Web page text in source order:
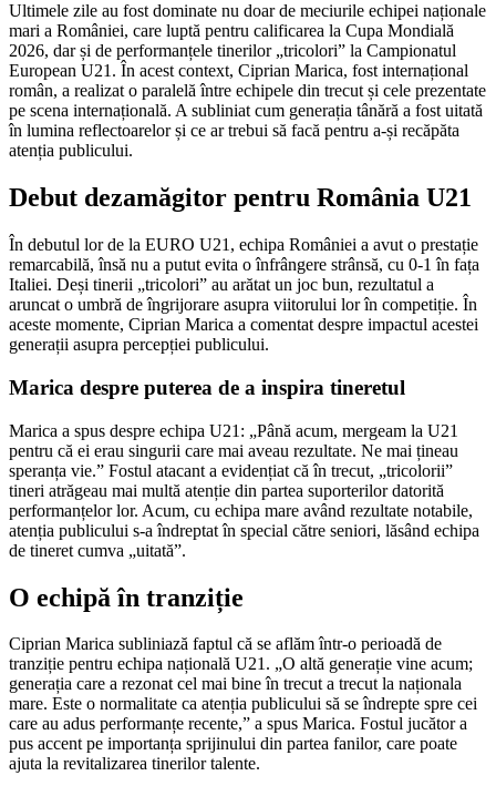
Ultimele zile au fost dominate nu doar de meciurile echipei naționale
mari a României, care luptă pentru calificarea la Cupa Mondială
2026, dar și de performanțele tinerilor „tricolori” la Campionatul
European U21. În acest context, Ciprian Marica, fost internațional
român, a realizat o paralelă între echipele din trecut și cele prezentate
pe scena internațională. A subliniat cum generația tânără a fost uitată
în lumina reflectoarelor și ce ar trebui să facă pentru a-și recăpăta
atenția publicului.
Debut dezamăgitor pentru România U21
În debutul lor de la EURO U21, echipa României a avut o prestație
remarcabilă, însă nu a putut evita o înfrângere strânsă, cu 0-1 în fața
Italiei. Deși tinerii „tricolori” au arătat un joc bun, rezultatul a
aruncat o umbră de îngrijorare asupra viitorului lor în competiție. În
aceste momente, Ciprian Marica a comentat despre impactul acestei
generații asupra percepției publicului.
Marica despre puterea de a inspira tineretul
Marica a spus despre echipa U21: „Până acum, mergeam la U21
pentru că ei erau singurii care mai aveau rezultate. Ne mai țineau
speranța vie.” Fostul atacant a evidențiat că în trecut, „tricolorii”
tineri atrăgeau mai multă atenție din partea suporterilor datorită
performanțelor lor. Acum, cu echipa mare având rezultate notabile,
atenția publicului s-a îndreptat în special către seniori, lăsând echipa
de tineret cumva „uitată”.
O echipă în tranziție
Ciprian Marica subliniază faptul că se aflăm într-o perioadă de
tranziție pentru echipa națională U21. „O altă generație vine acum;
generația care a rezonat cel mai bine în trecut a trecut la naționala
mare. Este o normalitate ca atenția publicului să se îndrepte spre cei
care au adus performanțe recente,” a spus Marica. Fostul jucător a
pus accent pe importanța sprijinului din partea fanilor, care poate
ajuta la revitalizarea tinerilor talente.